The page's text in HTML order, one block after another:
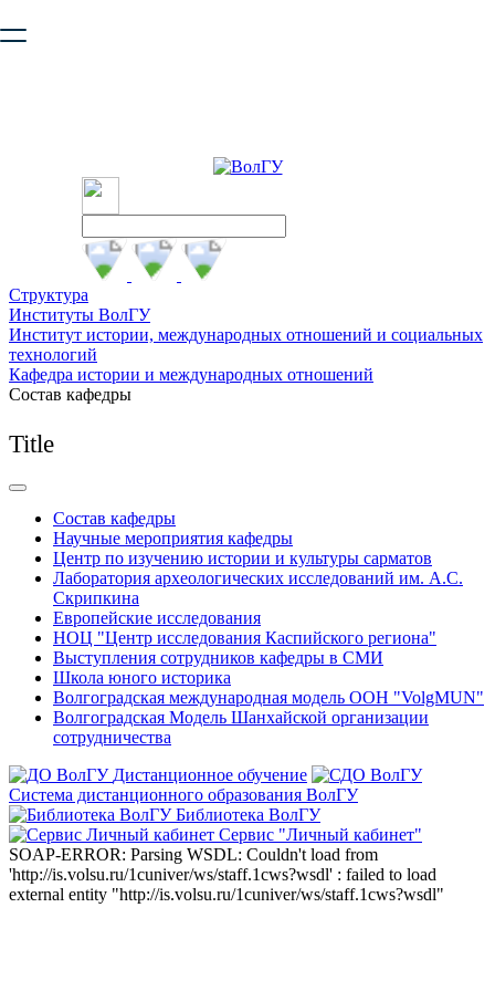
безопасную работу с сайтом. Пожалуйста
Структура
Институты ВолГУ
Институт истории, международных отношений и социальных
технологий
Кафедра истории и международных отношений
Состав кафедры
Title
Состав кафедры
Научные мероприятия кафедры
Центр по изучению истории и культуры сарматов
Лаборатория археологических исследований им. А.С.
Скрипкина
Европейские исследования
НОЦ "Центр исследования Каспийского региона"
Выступления сотрудников кафедры в СМИ
Школа юного историка
Волгоградская международная модель ООН "VolgMUN"
Волгоградская Модель Шанхайской организации
сотрудничества
Дистанционное обучение
Система дистанционного образования ВолГУ
Библиотека ВолГУ
Сервис "Личный кабинет"
SOAP-ERROR: Parsing WSDL: Couldn't load from
'http://is.volsu.ru/1cuniver/ws/staff.1cws?wsdl' : failed to load
external entity "http://is.volsu.ru/1cuniver/ws/staff.1cws?wsdl"